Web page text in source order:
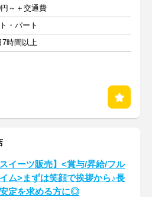
～＋交通費
・パート
7時間以上
スイーツ販売】<賞与/昇給/フル
ム>まずは笑顔で挨拶から♪長
定を求める方に◎